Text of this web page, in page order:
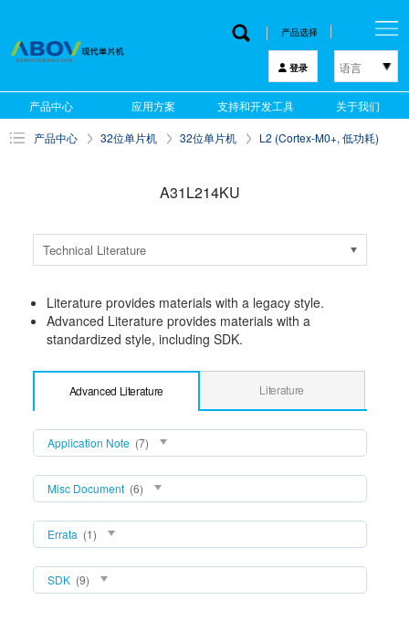
产品选择
登录 语言
한국어
English
中文
产品中心 应用方案 支持和开发工具 关于我们
产品中心 32位单片机 32位单片机 L2 (Cortex-M0+, 低功耗)
A31L214KU
Technical Literature
Literature provides materials with a legacy style.
Advanced Literature provides materials with a
standardized style, including SDK.
Advanced Literature Literature
Application Note (7)
Misc Document (6)
Errata (1)
SDK (9)